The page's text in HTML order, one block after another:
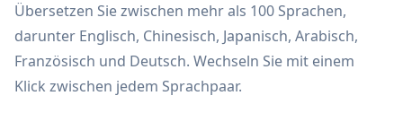
Übersetzen Sie zwischen mehr als 100 Sprachen,
darunter Englisch, Chinesisch, Japanisch, Arabisch,
Französisch und Deutsch. Wechseln Sie mit einem
Klick zwischen jedem Sprachpaar.